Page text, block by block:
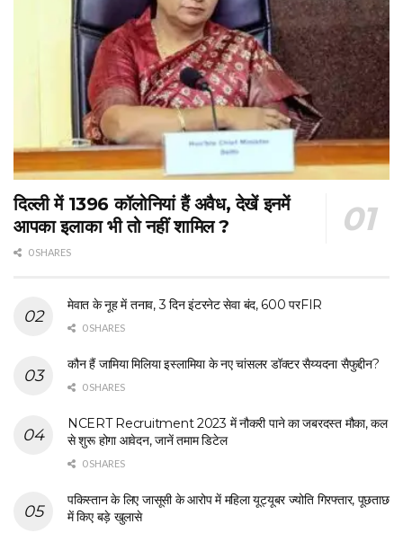
दिल्ली में 1396 कॉलोनियां हैं अवैध, देखें इनमें
आपका इलाका भी तो नहीं शामिल ?
0 SHARES
मेवात के नूह में तनाव, 3 दिन इंटरनेट सेवा बंद, 600 परFIR
0 SHARES
कौन हैं जामिया मिलिया इस्लामिया के नए चांसलर डॉक्टर सैय्यदना सैफुद्दीन?
0 SHARES
NCERT Recruitment 2023 में नौकरी पाने का जबरदस्त मौका, कल
से शुरू होगा आवेदन, जानें तमाम डिटेल
0 SHARES
पकिस्तान के लिए जासूसी के आरोप में महिला यूट्यूबर ज्योति गिरफ्तार, पूछताछ
में किए बड़े खुलासे